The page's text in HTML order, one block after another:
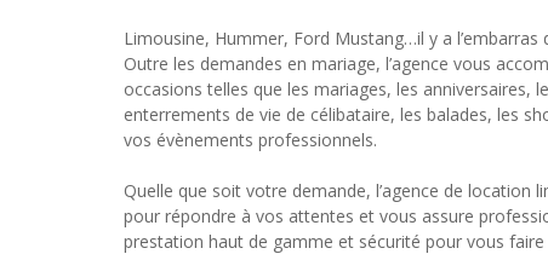
Limousine, Hummer, Ford Mustang…il y a l’embarras
Outre les demandes en mariage, l’agence vous
occasions telles que les mariages, les anniversaires,
enterrements de vie de célibataire, les balades, les
vos évènements professionnels.
Quelle que soit votre demande, l’agence de location
pour répondre à vos attentes et vous assure
prestation haut de gamme et sécurité pour vous